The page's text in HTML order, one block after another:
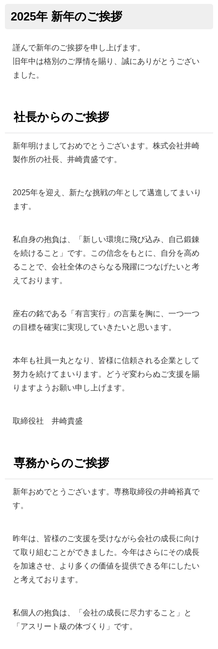
2025年 新年のご挨拶
謹んで新年のご挨拶を申し上げます。
旧年中は格別のご厚情を賜り、誠にありがとうござい
ました。
社長からのご挨拶
新年明けましておめでとうございます。株式会社井崎
製作所の社長、井崎貴盛です。
2025年を迎え、新たな挑戦の年として邁進してまいり
ます。
私自身の抱負は、「新しい環境に飛び込み、自己鍛錬
を続けること」です。この信念をもとに、自分を高め
ることで、会社全体のさらなる飛躍につなげたいと考
えております。
座右の銘である「有言実行」の言葉を胸に、一つ一つ
の目標を確実に実現していきたいと思います。
本年も社員一丸となり、皆様に信頼される企業として
努力を続けてまいります。どうぞ変わらぬご支援を賜
りますようお願い申し上げます。
取締役社 井崎貴盛
専務からのご挨拶
新年おめでとうございます。専務取締役の井崎裕真で
す。
昨年は、皆様のご支援を受けながら会社の成長に向け
て取り組むことができました。今年はさらにその成長
を加速させ、より多くの価値を提供できる年にしたい
と考えております。
私個人の抱負は、「会社の成長に尽力すること」と
「アスリート級の体づくり」です。